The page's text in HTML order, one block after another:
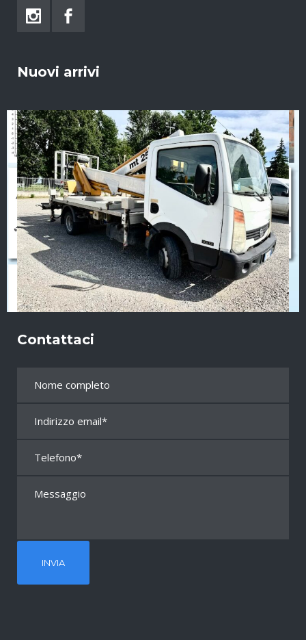
Nuovi arrivi
Contattaci